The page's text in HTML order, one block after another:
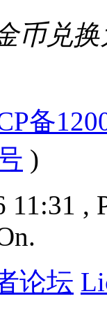
币兑
备
)
11:31 ,
论坛